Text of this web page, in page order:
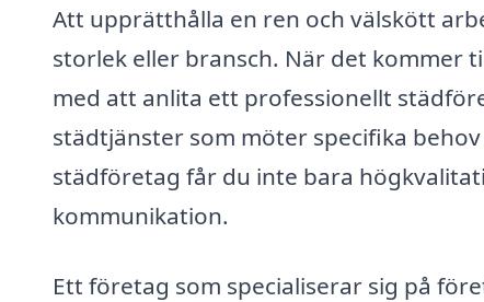
Att upprätthålla en ren och välskött
storlek eller bransch. När det kommer
med att anlita ett professionellt
städtjänster som möter specifika
städföretag får du inte bara
kommunikation.
Ett företag som specialiserar sig på